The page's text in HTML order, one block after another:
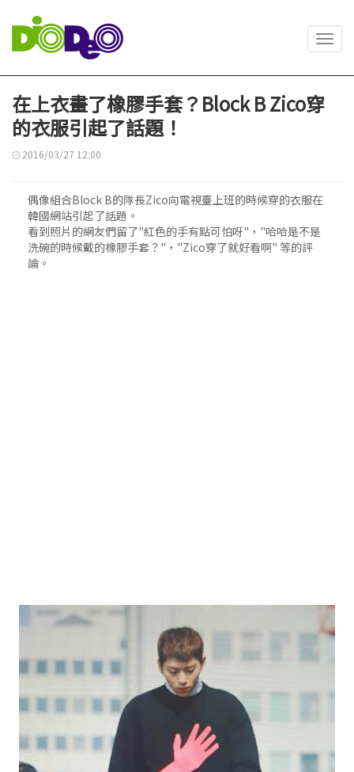
在上衣畫了橡膠手套？Block B Zico穿
的衣服引起了話題！
2016/03/27 12:00
偶像組合Block B的隊長Zico向電視臺上班的時候穿的衣服在
韓國網站引起了話題。
看到照片的網友們留了"紅色的手有點可怕呀"，"哈哈是不是
洗碗的時候戴的橡膠手套？"，"Zico穿了就好看啊" 等的評
論。